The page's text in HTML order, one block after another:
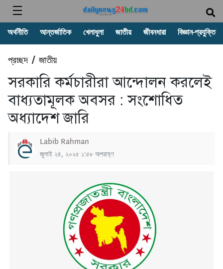
অর্থনীতি আন্তর্জাতিক খেলাধুলা জাতীয় জীবনধারা বিজ্ঞান-প্রযুক্তি
প্রচ্ছদ/ জাতীয়
সরকারি কর্মচারীরা আন্দোলন করলেই
বাধ্যতামূলক অবসর : সংশোধিত
অধ্যাদেশ জারি
Labib Rahman
জুলাই ২৪, ২০২৫ ১:৫৮ অপরাহ্ণ